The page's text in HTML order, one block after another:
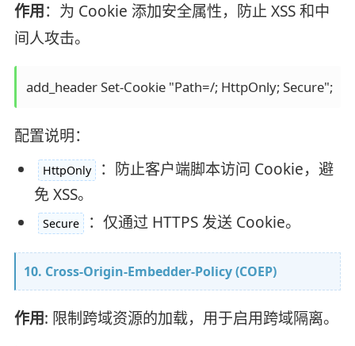
作用：为 Cookie 添加安全属性，防止 XSS 和中
间人攻击。
add_header Set-Cookie "Path=/; HttpOnly; Secure";
配置说明：
HttpOnly
：防止客户端脚本访问 Cookie，避
免 XSS。
Secure ：仅通过 HTTPS 发送 Cookie。
10. Cross-Origin-Embedder-Policy (COEP)
作用: 限制跨域资源的加载，用于启用跨域隔离。